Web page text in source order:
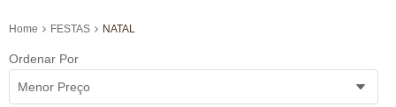
Home FESTAS NATAL
Ordenar Por
Menor Preço